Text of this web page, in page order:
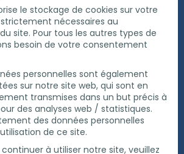
ET À ROULEAUX
le stockage de cookies sur votre
nécessaires au
site. Pour tous les autres types de
besoin de votre consentement
personnelles sont également
sur notre site web, qui sont en
transmises dans un but précis à
des analyses web / statistiques.
des données personnelles
de ce site.
à utiliser notre site, veuillez